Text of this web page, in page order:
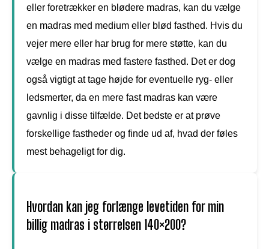
eller foretrækker en blødere madras, kan du vælge
en madras med medium eller blød fasthed. Hvis du
vejer mere eller har brug for mere støtte, kan du
vælge en madras med fastere fasthed. Det er dog
også vigtigt at tage højde for eventuelle ryg- eller
ledsmerter, da en mere fast madras kan være
gavnlig i disse tilfælde. Det bedste er at prøve
forskellige fastheder og finde ud af, hvad der føles
mest behageligt for dig.
Hvordan kan jeg forlænge levetiden for min
billig madras i størrelsen 140×200?